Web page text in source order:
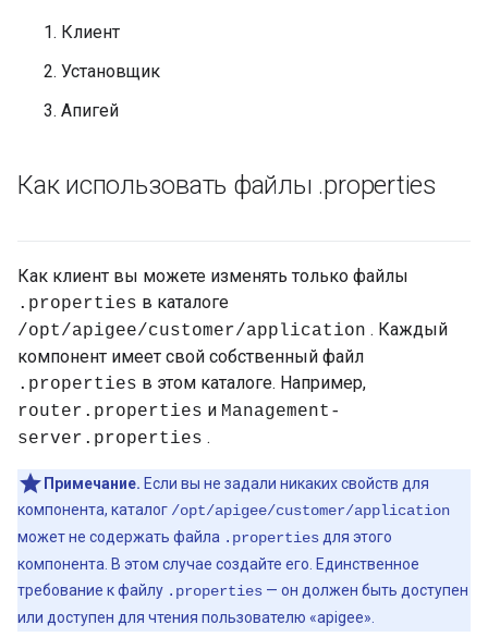
Клиент
Установщик
Апигей
Как использовать файлы .properties
Как клиент вы можете изменять только файлы
.properties в каталоге
/opt/apigee/customer/application . Каждый
компонент имеет свой собственный файл
.properties в этом каталоге. Например,
router.properties и Management-
server.properties .
Примечание. Если вы не задали никаких свойств для
компонента, каталог /opt/apigee/customer/application
может не содержать файла .properties для этого
компонента. В этом случае создайте его. Единственное
требование к файлу .properties — он должен быть доступен
или доступен для чтения пользователю «apigee».